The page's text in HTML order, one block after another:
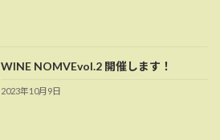
WINE NOMVEvol.2 開催します！
2023年10月9日